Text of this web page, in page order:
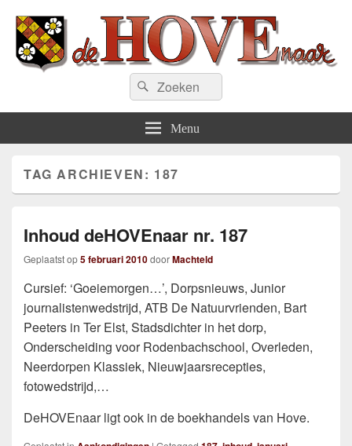
deHOVEnaar.be
Zoeken
naar:
Zoeken
Menu
TAG ARCHIEVEN: 187
Inhoud deHOVEnaar nr. 187
Geplaatst op5 februari 2010doorMachteld
Cursief: ‘Goeiemorgen…’, Dorpsnieuws, Junior
journalistenwedstrijd, ATB De Natuurvrienden, Bart
Peeters in Ter Elst, Stadsdichter in het dorp,
Onderscheiding voor Rodenbachschool, Overleden,
Neerdorpen Klassiek, Nieuwjaarsrecepties,
fotowedstrijd,…
DeHOVEnaar ligt ook in de boekhandels van Hove.